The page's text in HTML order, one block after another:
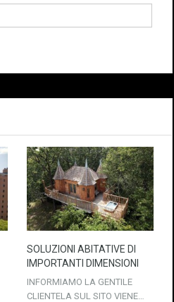
SOLUZIONI ABITATIVE DI
IMPORTANTI DIMENSIONI
INFORMIAMO LA GENTILE
CLIENTELA SUL SITO VIENE…